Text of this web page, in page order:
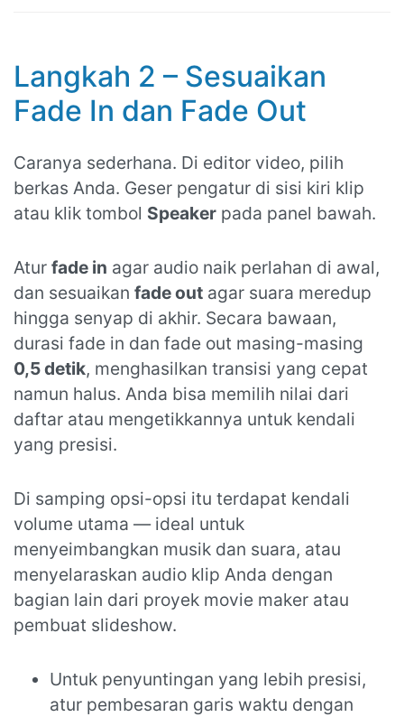
Langkah 2 – Sesuaikan
Fade In dan Fade Out
Caranya sederhana. Di editor video, pilih
berkas Anda. Geser pengatur di sisi kiri klip
atau klik tombol Speaker pada panel bawah.
Atur fade in agar audio naik perlahan di awal,
dan sesuaikan fade out agar suara meredup
hingga senyap di akhir. Secara bawaan,
durasi fade in dan fade out masing-masing
0,5 detik, menghasilkan transisi yang cepat
namun halus. Anda bisa memilih nilai dari
daftar atau mengetikkannya untuk kendali
yang presisi.
Di samping opsi-opsi itu terdapat kendali
volume utama — ideal untuk
menyeimbangkan musik dan suara, atau
menyelaraskan audio klip Anda dengan
bagian lain dari proyek movie maker atau
pembuat slideshow.
Untuk penyuntingan yang lebih presisi,
atur pembesaran garis waktu dengan